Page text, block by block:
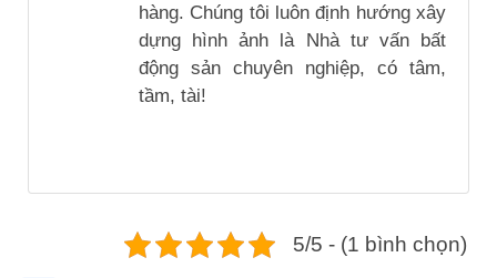
hàng. Chúng tôi luôn định hướng xây
dựng hình ảnh là Nhà tư vấn bất
động sản chuyên nghiệp, có tâm,
tầm, tài!
5/5 - (1 bình chọn)